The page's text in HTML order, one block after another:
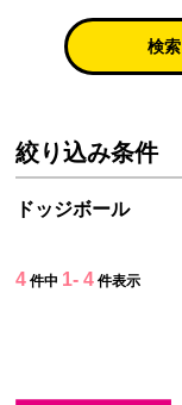
検索
絞り込み条件
ドッジボール
4 件中 1- 4 件表示